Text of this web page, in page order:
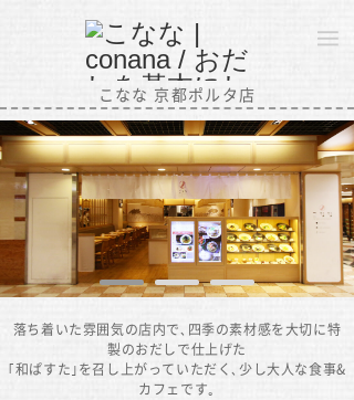
こなな 京都ポルタ店
落ち着いた雰囲気の店内で､四季の素材感を大切に特
製のおだしで仕上げた
｢和ぱすた｣を召し上がっていただく､少し大人な食事&
カフェです｡